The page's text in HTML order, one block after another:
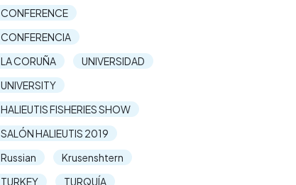
CONFERENCE
CONFERENCIA
LA CORUÑA
UNIVERSIDAD
UNIVERSITY
HALIEUTIS FISHERIES SHOW
SALÓN HALIEUTIS 2019
Russian
Krusenshtern
TURKEY
TURQUÍA